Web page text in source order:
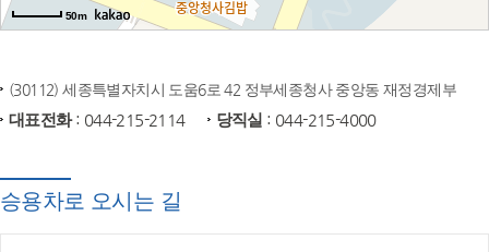
50m
(30112) 세종특별자치시 도움6로 42 정부세종청사 중앙동 재정경제부
대표전화: 044-215-2114 당직실 : 044-215-4000
승용차로 오시는 길